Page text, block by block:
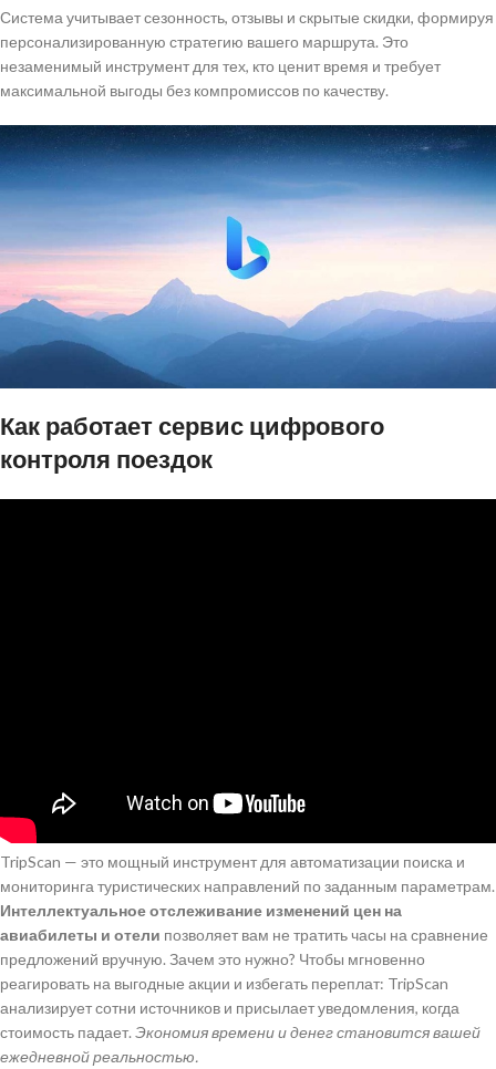
Система учитывает сезонность, отзывы и скрытые скидки, формируя
персонализированную стратегию вашего маршрута. Это
незаменимый инструмент для тех, кто ценит время и требует
максимальной выгоды без компромиссов по качеству.
Как работает сервис цифрового
контроля поездок
TripScan — это мощный инструмент для автоматизации поиска и
мониторинга туристических направлений по заданным параметрам.
Интеллектуальное отслеживание изменений цен на
авиабилеты и отели позволяет вам не тратить часы на сравнение
предложений вручную. Зачем это нужно? Чтобы мгновенно
реагировать на выгодные акции и избегать переплат: TripScan
анализирует сотни источников и присылает уведомления, когда
стоимость падает. Экономия времени и денег становится вашей
ежедневной реальностью.